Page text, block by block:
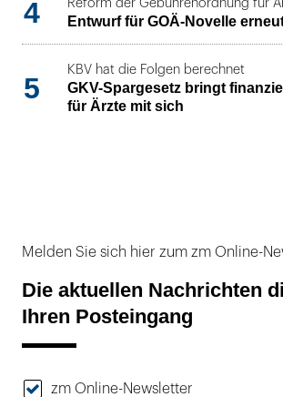
4 Reform der Gebührenordnung für
Entwurf für GOÄ-Novelle
5
KBV hat die Folgen berechnet
GKV-Spargesetz bringt
für Ärzte mit sich
Melden Sie sich hier zum zm Online-
Die aktuellen Nachrichten
Ihren Posteingang
zm Online-Newsletter